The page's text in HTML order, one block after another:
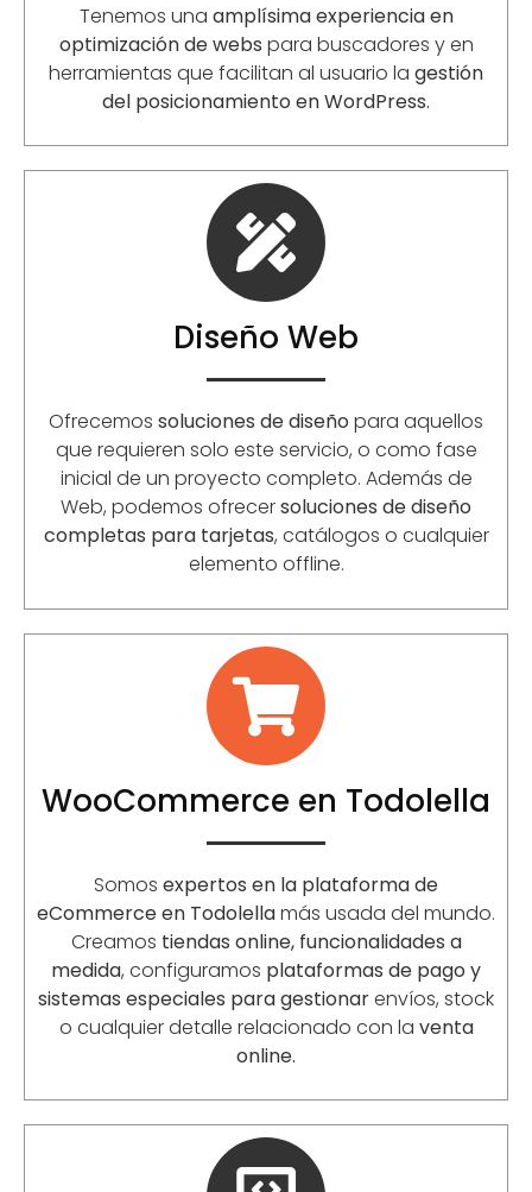
Tenemos una amplísima experiencia en
optimización de webs para buscadores y en
herramientas que facilitan al usuario la gestión
del posicionamiento en WordPress.
Diseño Web
Ofrecemos soluciones de diseño para aquellos
que requieren solo este servicio, o como fase
inicial de un proyecto completo. Además de
Web, podemos ofrecersoluciones de diseño
completas para tarjetas, catálogos o cualquier
elemento offline.
WooCommerce en Todolella
Somos expertos en la plataforma de
eCommerce en Todolellamás usada del mundo.
Creamos tiendas online, funcionalidades a
medida, configuramos plataformas de pago y
sistemas especiales para gestionarenvíos, stock
o cualquier detalle relacionado con la venta
online.